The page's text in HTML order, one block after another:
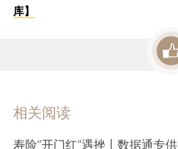
库】
相关阅读
寿险“开门红”遇挫丨数据通专供